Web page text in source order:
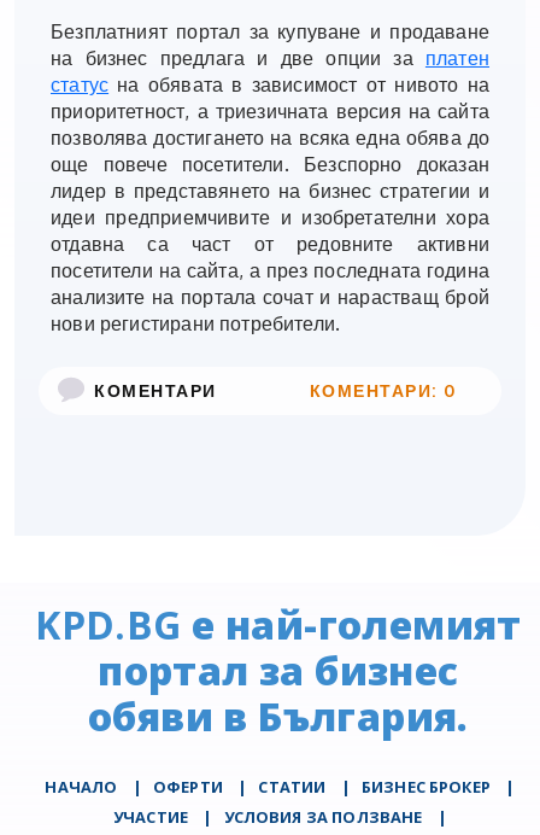
Безплатният портал за купуване и продаване
на бизнес предлага и две опции за платен
статус на обявата в зависимост от нивото на
приоритетност, а триезичната версия на сайта
позволява достигането на всяка една обява до
още повече посетители. Безспорно доказан
лидер в представянето на бизнес стратегии и
идеи предприемчивите и изобретателни хора
отдавна са част от редовните активни
посетители на сайта, а през последната година
анализите на портала сочат и нарастващ брой
нови регистирани потребители.
КОМЕНТАРИ: 0
КОМЕНТАРИ
KPD.BG е най-големият
портал за бизнес
обяви в България.
НАЧАЛО | ОФЕРТИ | СТАТИИ | БИЗНЕС БРОКЕР
|
УЧАСТИЕ
| УСЛОВИЯ ЗА ПОЛЗВАНЕ |